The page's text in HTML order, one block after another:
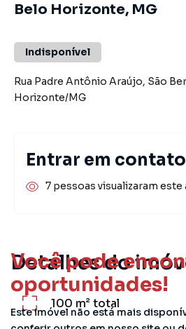
Você pode
oportunidades!
Este imóvel não está mais
Detalhes do
100 m²total
Belo Horizonte, MG
Indisponível
Rua Padre Antônio Araújo, São
Horizonte/MG
Entrar em contato
7 pessoas visualizaram este